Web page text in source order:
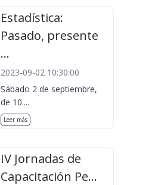
Estadística:
Pasado, presente
...
2023-09-02 10:30:00
Sábado 2 de septiembre,
de 10....
Leer más
IV Jornadas de
Capacitación Pe...